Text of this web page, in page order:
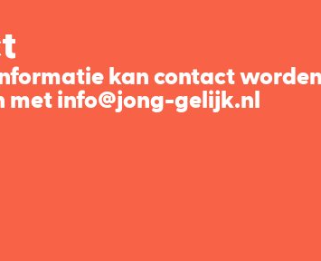
kan contact worden
met info@jong-gelijk.nl